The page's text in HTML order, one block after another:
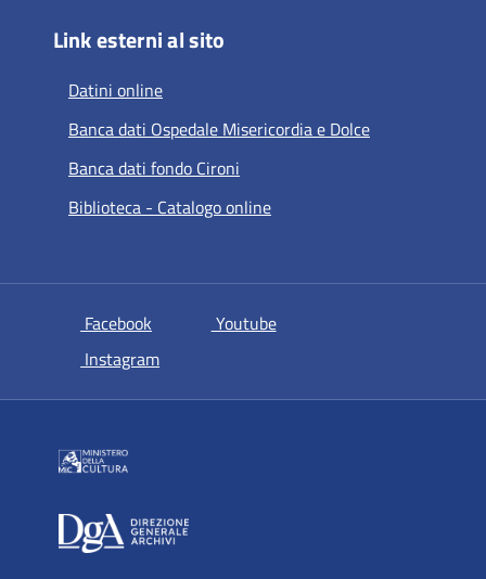
Link esterni al sito
Datini online
Banca dati Ospedale Misericordia e Dolce
Banca dati fondo Cironi
Biblioteca - Catalogo online
Facebook si apre in una nuova scheda
Youtubesi apre in una nuova scheda
Instagramsi apre in una nuova scheda